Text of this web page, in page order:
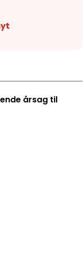
årsag til